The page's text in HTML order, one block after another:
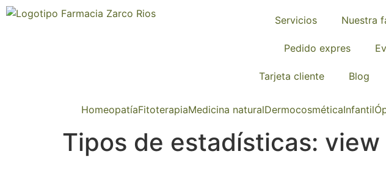
Servicios Nuestra
Pedido expres
Tarjeta cliente Blog
HomeopatíaFitoterapiaMedicina naturalDermocosméticaInfantil
Tipos de estadísticas: view